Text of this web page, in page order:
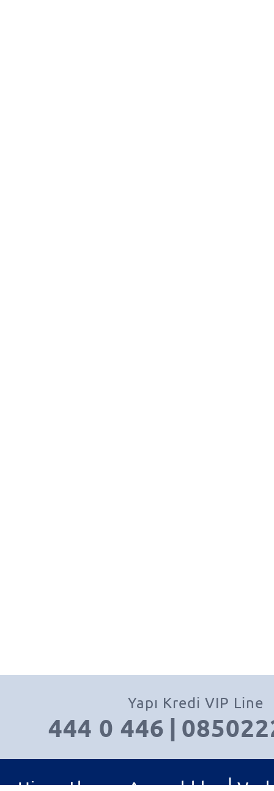
Yapı Kredi VIP Line
444 0 446 |
|